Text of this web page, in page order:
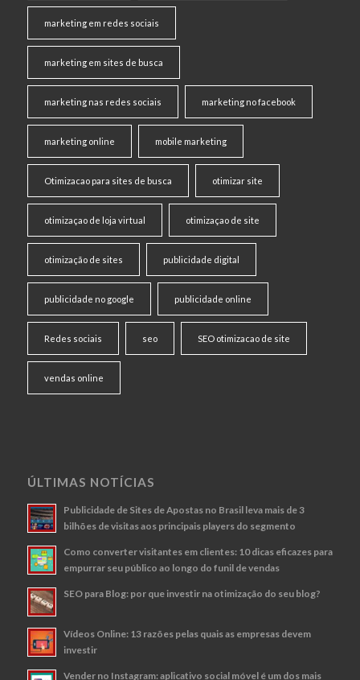
marketing em redes sociais
marketing em sites de busca
marketing nas redes sociais marketing no facebook
marketing online mobile marketing
Otimizacao para sites de busca otimizar site
otimizaçao de loja virtual otimizaçao de site
otimização de sites publicidade digital
publicidade no google publicidade online
Redes sociais seo SEO otimizacao de site
vendas online
ÚLTIMAS NOTÍCIAS
Publicidade de Sites de Apostas no Brasil leva mais de 3
bilhões de visitas aos principais players do segmento
Como converter visitantes em clientes: 10 dicas eficazes para
empurrar seu público ao longo do funil de vendas
SEO para Blog: por que investir na otimização do seu blog?
Vídeos Online: 13 razões pelas quais as empresas devem
investir
Vender no Instagram: aplicativo social móvel é um dos mais